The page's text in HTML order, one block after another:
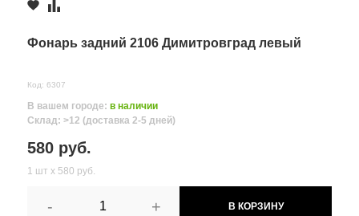
Фонарь задний 2106 Димитровград левый
Код: 6307
В вашем городе: в наличии
Склад: >12 (доставка 2-5 дней)
580 руб.
1 шт х 580 руб.
- + В КОРЗИНУ